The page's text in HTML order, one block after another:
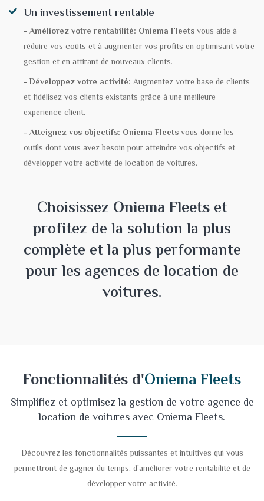
Un investissement rentable
- Améliorez votre rentabilité: Oniema Fleetsvous aide à
réduire vos coûts et à augmenter vos profits en optimisant votre
gestion et en attirant de nouveaux clients.
- Développez votre activité: Augmentez votre base de clients
et fidélisez vos clients existants grâce à une meilleure
expérience client.
- Atteignez vos objectifs: Oniema Fleetsvous donne les
outils dont vous avez besoin pour atteindre vos objectifs et
développer votre activité de location de voitures.
Choisissez Oniema Fleetset
profitez de la solution la plus
complète et la plus performante
pour les agences de location de
voitures.
Fonctionnalités d'Oniema Fleets
Simplifiez et optimisez la gestion de votre agence de
location de voitures avec Oniema Fleets.
Découvrez les fonctionnalités puissantes et intuitives qui vous
permettront de gagner du temps, d'améliorer votre rentabilité et de
développer votre activité.